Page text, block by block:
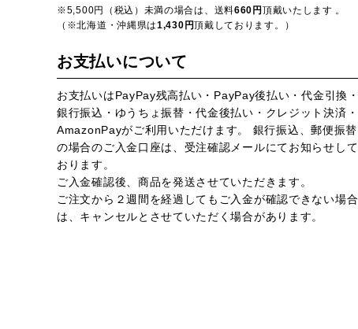
※5,500円（税込）未満の場合は、送料660円 頂戴いたします 。
（※北海道・沖縄県は1,430円頂戴しております。）
お支払いについて
お支払いはPayPay残高払い・PayPay後払い・代金引換・
銀行振込・ゆうちょ振替・代金後払い・クレジット決済・
AmazonPayがご利用いただけます。 銀行振込、郵便振替
の場合のご入金口座は、受注確認メールにてお知らせして
おります。
ご入金確認後、商品を発送させていただきます。
ご注文から２週間を経過してもご入金が確認できない場合
は、キャンセルとさせていただく場合があります。